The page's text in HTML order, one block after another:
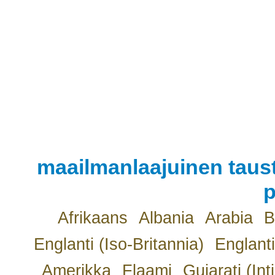
maailmanlaajuinen
Afrikaans Albania Arabia
Englanti (Iso-Britannia)
Amerikka
Flaami Gujarati